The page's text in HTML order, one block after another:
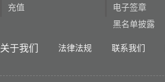
充值
电子签章
黑名单披露
关于我们 法律法规 联系我们